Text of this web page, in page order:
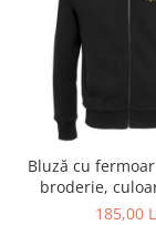
Bluză cu
broderie,
CH23
185,00